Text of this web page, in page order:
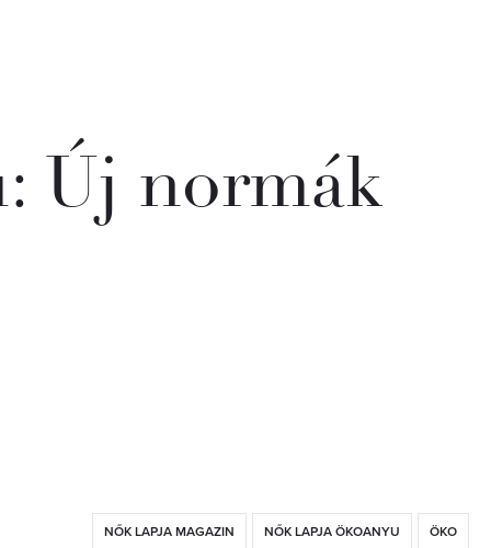
Új normák
NŐK LAPJA MAGAZIN NŐK LAPJA ÖKOANYU ÖKO